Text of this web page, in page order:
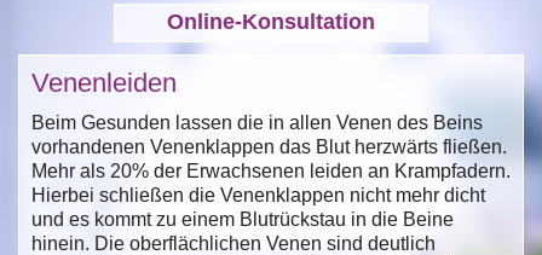
Online-Konsultation
Venenleiden
Beim Gesunden lassen die in allen Venen des Beins
vorhandenen Venenklappen das Blut herzwärts fließen.
Mehr als 20% der Erwachsenen leiden an Krampfadern.
Hierbei schließen die Venenklappen nicht mehr dicht
und es kommt zu einem Blutrückstau in die Beine
hinein. Die oberflächlichen Venen sind deutlich